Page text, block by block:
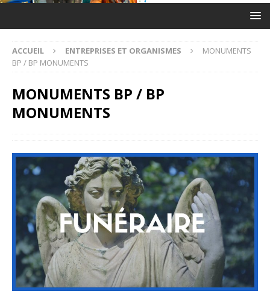
ACCUEIL ENTREPRISES ET ORGANISMES
MONUMENTS
BP / BP MONUMENTS
MONUMENTS BP / BP
MONUMENTS